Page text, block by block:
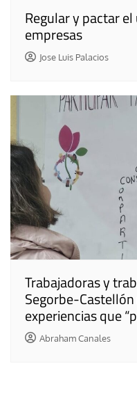
Regular y pactar
empresas
Jose Luis Palacios
Trabajadoras y
Segorbe-
experiencias que
Abraham Canales